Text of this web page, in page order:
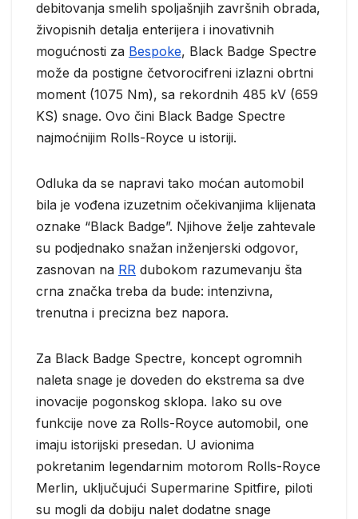
debitovanja smelih spoljašnjih završnih obrada,
živopisnih detalja enterijera i inovativnih
mogućnosti za Bespoke, Black Badge Spectre
može da postigne četvorocifreni izlazni obrtni
moment (1075 Nm), sa rekordnih 485 kV (659
KS) snage. Ovo čini Black Badge Spectre
najmoćnijim Rolls-Royce u istoriji.
Odluka da se napravi tako moćan automobil
bila je vođena izuzetnim očekivanjima klijenata
oznake “Black Badge”. Njihove želje zahtevale
su podjednako snažan inženjerski odgovor,
zasnovan na RR dubokom razumevanju šta
crna značka treba da bude: intenzivna,
trenutna i precizna bez napora.
Za Black Badge Spectre, koncept ogromnih
naleta snage je doveden do ekstrema sa dve
inovacije pogonskog sklopa. Iako su ove
funkcije nove za Rolls-Royce automobil, one
imaju istorijski presedan. U avionima
pokretanim legendarnim motorom Rolls-Royce
Merlin, uključujući Supermarine Spitfire, piloti
su mogli da dobiju nalet dodatne snage